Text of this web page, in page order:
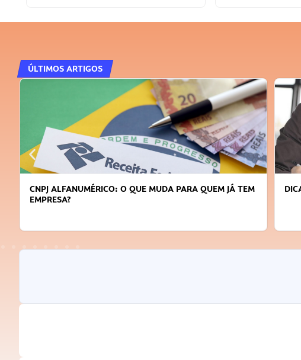
ÚLTIMOS ARTIGOS
CNPJ ALFANUMÉRICO: O QUE MUDA PARA QUEM JÁ TEM
EMPRESA?